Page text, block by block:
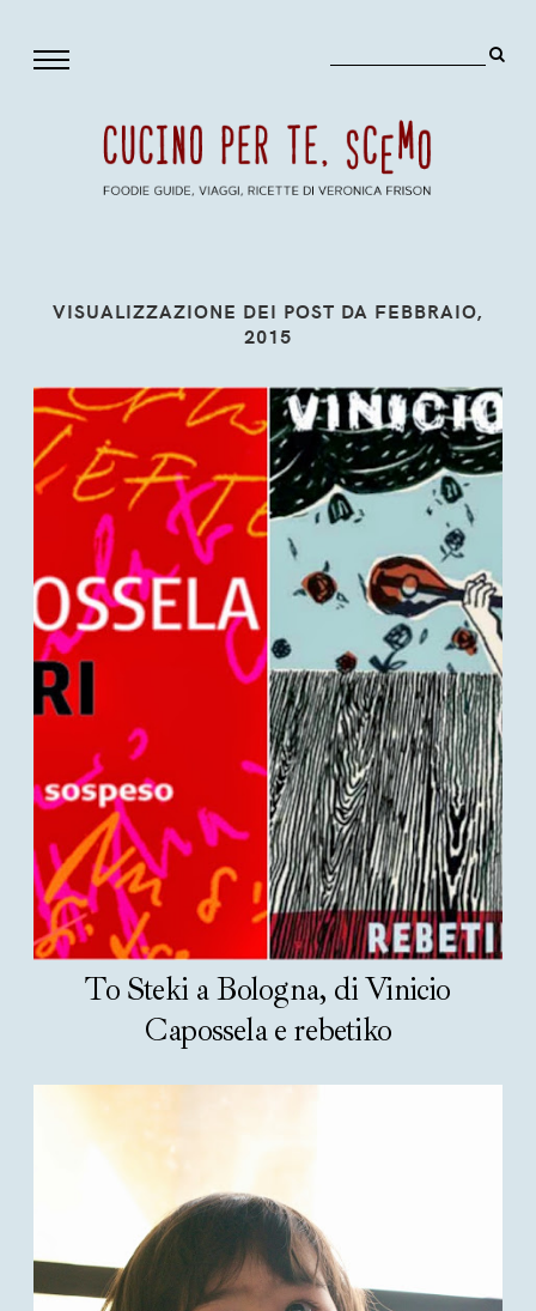
VISUALIZZAZIONE DEI POST DA FEBBRAIO,
2015
To Steki a Bologna, di Vinicio
Capossela e rebetiko